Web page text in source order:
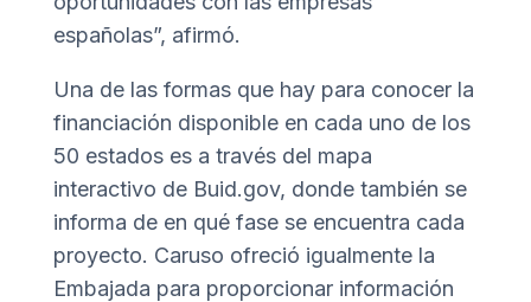
españolas”, afirmó.
Una de las formas que hay para conocer la
financiación disponible en cada uno de los
50 estados es a través del mapa
interactivo de Buid.gov, donde también se
informa de en qué fase se encuentra cada
proyecto. Caruso ofreció igualmente la
Embajada para proporcionar información